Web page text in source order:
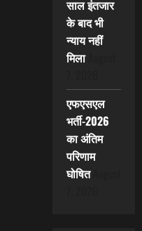
साल इंतजार
के बाद भी
न्याय नहीं
मिला
एफएसएल
भर्ती-2026
का अंतिम
परिणाम
घोषित